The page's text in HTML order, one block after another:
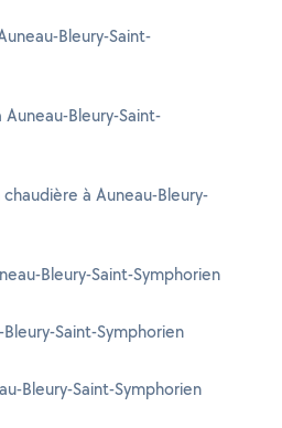
Bleury-Saint-
Bleury-Saint-
à Auneau-Bleury-
Bleury-Saint-Symphorien
Saint-Symphorien
Bleury-Saint-Symphorien